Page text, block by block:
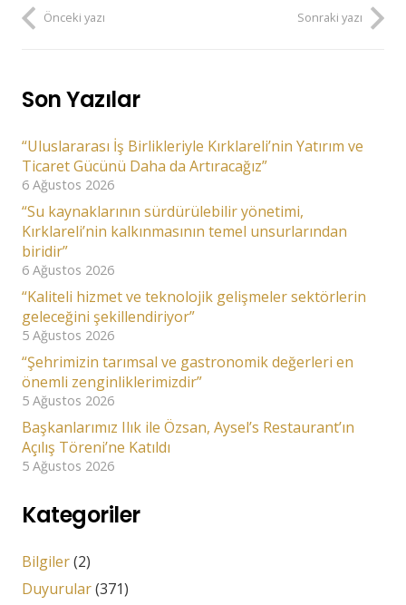
Önceki yazı Sonraki yazı
Son Yazılar
“Uluslararası İş Birlikleriyle Kırklareli’nin Yatırım ve
Ticaret Gücünü Daha da Artıracağız”
6 Ağustos 2026
“Su kaynaklarının sürdürülebilir yönetimi,
Kırklareli’nin kalkınmasının temel unsurlarından
biridir”
6 Ağustos 2026
“Kaliteli hizmet ve teknolojik gelişmeler sektörlerin
geleceğini şekillendiriyor”
5 Ağustos 2026
“Şehrimizin tarımsal ve gastronomik değerleri en
önemli zenginliklerimizdir”
5 Ağustos 2026
Başkanlarımız Ilık ile Özsan, Aysel’s Restaurant’ın
Açılış Töreni’ne Katıldı
5 Ağustos 2026
Kategoriler
Bilgiler(2)
Duyurular(371)